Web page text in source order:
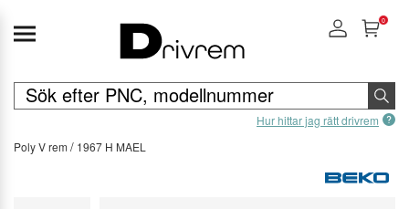
Hur hittar jag rätt drivrem
0
Poly V rem 1967 H MAEL